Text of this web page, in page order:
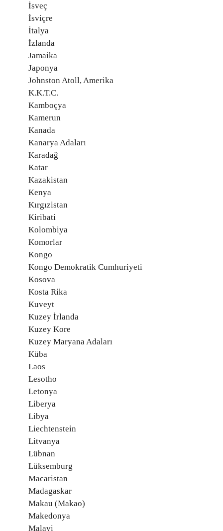
İsveç
İsviçre
İtalya
İzlanda
Jamaika
Japonya
Johnston Atoll, Amerika
K.K.T.C.
Kamboçya
Kamerun
Kanada
Kanarya Adaları
Karadağ
Katar
Kazakistan
Kenya
Kırgızistan
Kiribati
Kolombiya
Komorlar
Kongo
Kongo Demokratik Cumhuriyeti
Kosova
Kosta Rika
Kuveyt
Kuzey İrlanda
Kuzey Kore
Kuzey Maryana Adaları
Küba
Laos
Lesotho
Letonya
Liberya
Libya
Liechtenstein
Litvanya
Lübnan
Lüksemburg
Macaristan
Madagaskar
Makau (Makao)
Makedonya
Malavi